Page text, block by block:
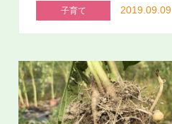
子育て 2019.09.09